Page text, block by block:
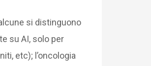
si distinguono
su AI, solo per
etc); l’oncologia